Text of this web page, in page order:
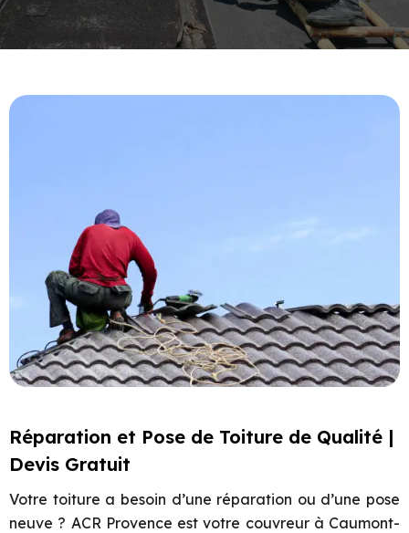
Réparation et Pose de Toiture de Qualité |
Devis Gratuit
Votre toiture a besoin d’une réparation ou d’une pose
neuve ? ACR Provence est votre couvreur à Caumont-